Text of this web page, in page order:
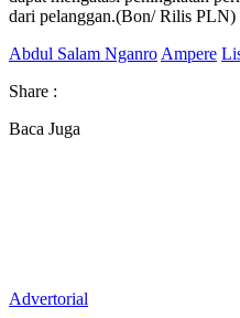
dari pelanggan.(Bon/ Rilis PLN)
Abdul Salam Nganro Ampere
Share :
Baca Juga
Advertorial